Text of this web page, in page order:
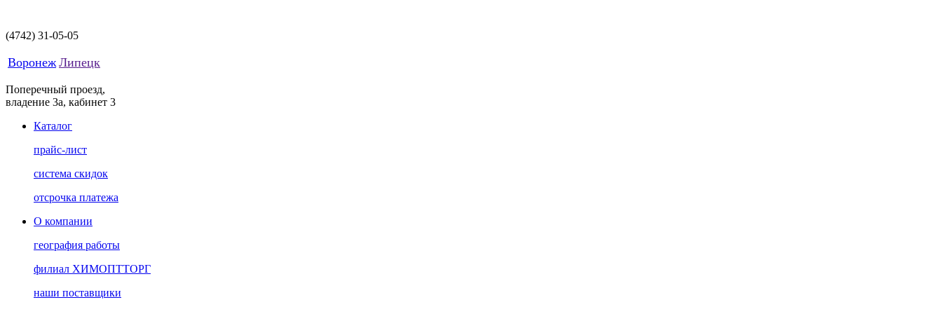
(4742) 31-05-05
Воронеж Липецк
Поперечный проезд,
владение 3а, кабинет 3
Каталог
прайс-лист
система скидок
отсрочка платежа
О компании
география работы
филиал ХИМОПТТОРГ
наши поставщики